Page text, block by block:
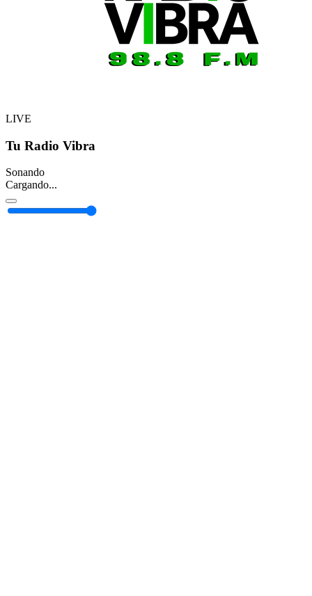
LIVE
Tu Radio Vibra
Sonando
Cargando...